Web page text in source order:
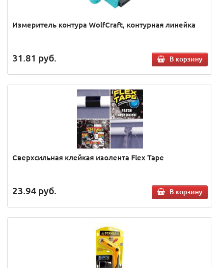
Измеритель контура WolfCraft, контурная линейка
31.81 руб. В корзину
Сверхсильная клейкая изолента Flex Tape
23.94 руб. В корзину